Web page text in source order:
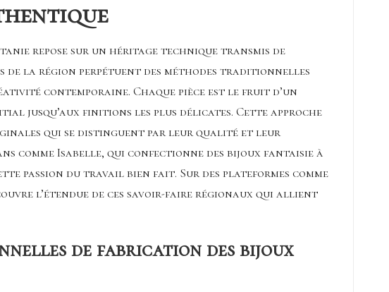
repose sur un héritage technique transmis de
de la région perpétuent des méthodes traditionnelles
contemporaine. Chaque pièce est le fruit d’un
jusqu’aux finitions les plus délicates. Cette approche
qui se distinguent par leur qualité et leur
comme Isabelle, qui confectionne des bijoux fantaisie à
passion du travail bien fait. Sur des plateformes comme
l’étendue de ces savoir-faire régionaux qui allient
de fabrication des bijoux